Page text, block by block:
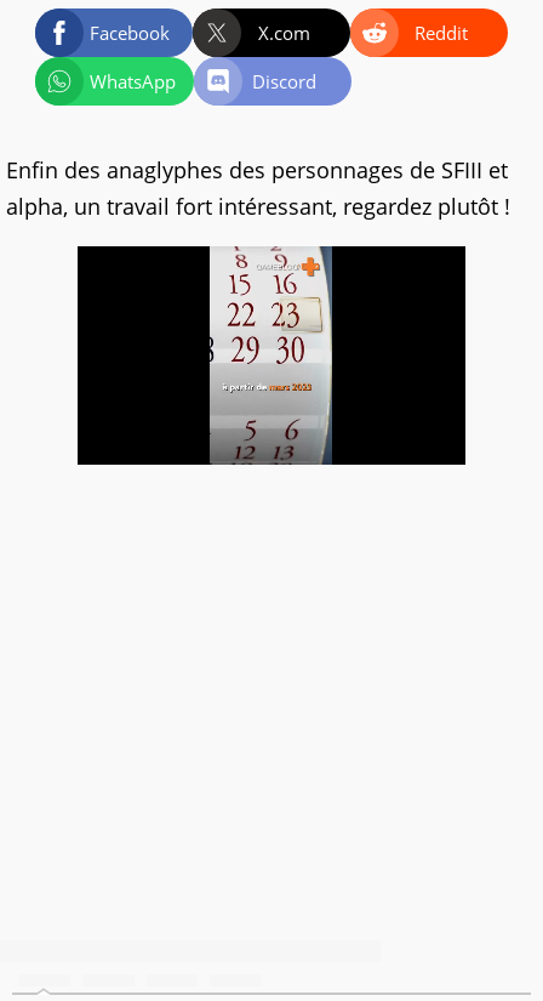
Facebook X.com
Reddit
WhatsApp
Discord
Enfin des anaglyphes des personnages de SFIII et
alpha, un travail fort intéressant, regardez plutôt !